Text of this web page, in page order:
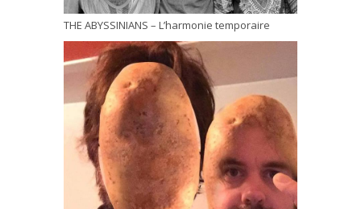
THE ABYSSINIANS – L’harmonie temporaire